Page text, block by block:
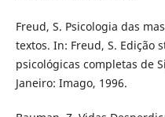
Freud, S. Psicologia das
textos. In: Freud, S. Edição
psicológicas completas de
Janeiro: Imago, 1996.